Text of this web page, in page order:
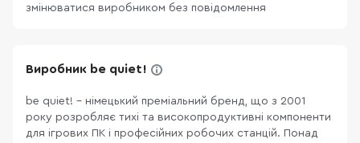
змінюватися виробником без повідомлення
Виробник be quiet!
be quiet! – німецький преміальний бренд, що з 2001
року розробляє тихі та високопродуктивні компоненти
для ігрових ПК і професійних робочих станцій. Понад